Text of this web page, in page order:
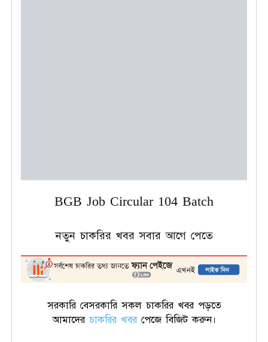
BGB Job Circular 104 Batch
নতুন চাকরির খবর সবার আগে পেতে
সরকারি বেসরকারি সকল চাকরির খবর পড়তে
আমাদেরচাকরির খবরপেজে বিজিট করুন।